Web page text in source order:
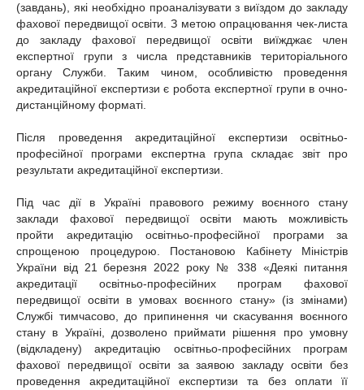
(завдань), які необхідно проаналізувати з виїздом до закладу
фахової передвищої освіти. З метою опрацювання чек-листа
до закладу фахової передвищої освіти виїжджає член
експертної групи з числа представників територіального
органу Служби. Таким чином, особливістю проведення
акредитаційної експертизи є робота експертної групи в очно-
дистанційному форматі.
Після проведення акредитаційної експертизи освітньо-
професійної програми експертна група складає звіт про
результати акредитаційної експертизи.
Під час дії в Україні правового режиму воєнного стану
заклади фахової передвищої освіти мають можливість
пройти акредитацію освітньо-професійної програми за
спрощеною процедурою. Постановою Кабінету Міністрів
України від 21 березня 2022 року № 338 «Деякі питання
акредитації освітньо-професійних програм фахової
передвищої освіти в умовах воєнного стану» (із змінами)
Службі тимчасово, до припинення чи скасування воєнного
стану в Україні, дозволено приймати рішення про умовну
(відкладену) акредитацію освітньо-професійних програм
фахової передвищої освіти за заявою закладу освіти без
проведення акредитаційної експертизи та без оплати її